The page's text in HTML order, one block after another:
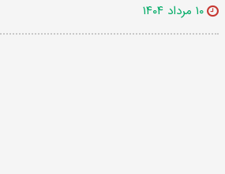
۱۰ مرداد ۱۴۰۴